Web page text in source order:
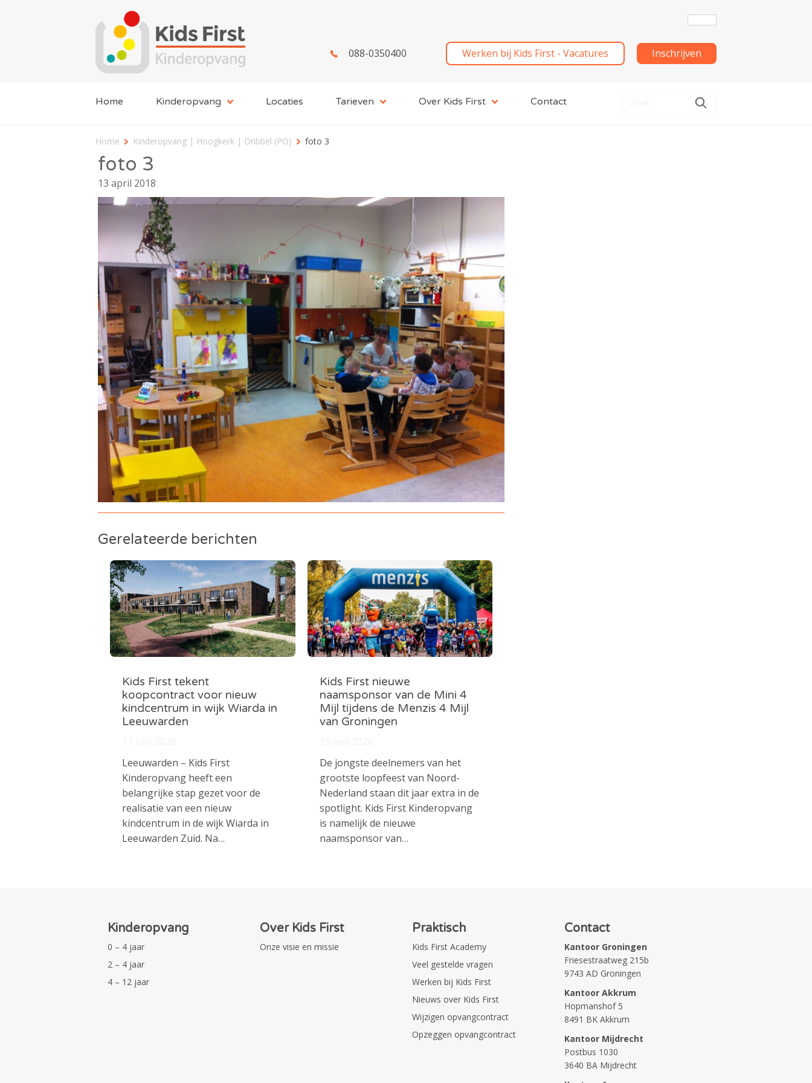
088-0350400 Werken bij Kids First - Vacatures Inschrijven
Home Kinderopvang Locaties Tarieven Over Kids First Contact
Home Kinderopvang | Hoogkerk | Dribbel (PO) foto 3
foto 3
13 april 2018
Gerelateerde berichten
Kids First tekent
koopcontract voor nieuw
kindcentrum in wijk Wiarda in
Leeuwarden
Leeuwarden – Kids First
Kinderopvang heeft een
belangrijke stap gezet voor de
realisatie van een nieuw
kindcentrum in de wijk Wiarda in
Leeuwarden Zuid. Na…
Kids First nieuwe
naamsponsor van de Mini 4
Mijl tijdens de Menzis 4 Mijl
van Groningen
De jongste deelnemers van het
grootste loopfeest van Noord-
Nederland staan dit jaar extra in de
spotlight. Kids First Kinderopvang
is namelijk de nieuwe
naamsponsor van…
Kinderopvang
0 – 4 jaar
2 – 4 jaar
4 – 12 jaar
Over Kids First
Onze visie en missie
Praktisch
Kids First Academy
Veel gestelde vragen
Werken bij Kids First
Nieuws over Kids First
Wijzigen opvangcontract
Opzeggen opvangcontract
Contact
Kantoor Groningen
Friesestraatweg 215b
9743 AD Groningen
Kantoor Akkrum
Hopmanshof 5
8491 BK Akkrum
Kantoor Mijdrecht
Postbus 1030
3640 BA Mijdrecht